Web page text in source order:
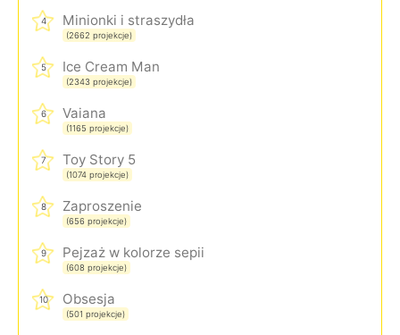
4 Minionki i straszydła
(2662 projekcje)
5 Ice Cream Man
(2343 projekcje)
6 Vaiana
(1165 projekcje)
7 Toy Story 5
(1074 projekcje)
8 Zaproszenie
(656 projekcje)
9 Pejzaż w kolorze sepii
(608 projekcje)
10 Obsesja
(501 projekcje)